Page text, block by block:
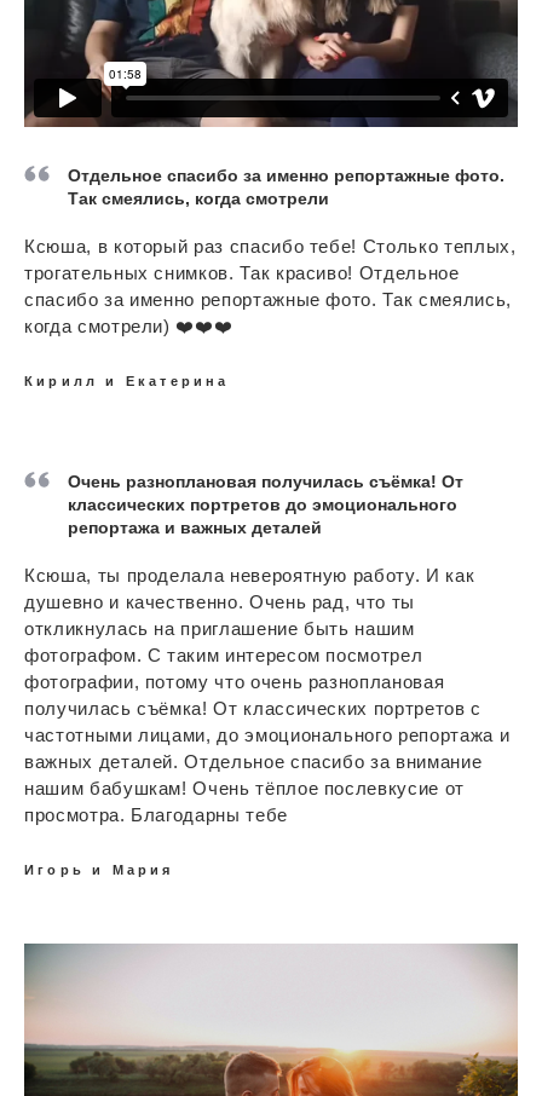
Отдельное спасибо за именно репортажные фото.
Так смеялись, когда смотрели
Ксюша, в который раз спасибо тебе! Столько теплых,
трогательных снимков. Так красиво! Отдельное
спасибо за именно репортажные фото. Так смеялись,
когда смотрели) ❤️❤️❤️
Кирилл и Екатерина
Очень разноплановая получилась съёмка! От
классических портретов до эмоционального
репортажа и важных деталей
Ксюша, ты проделала невероятную работу. И как
душевно и качественно. Очень рад, что ты
откликнулась на приглашение быть нашим
фотографом. С таким интересом посмотрел
фотографии, потому что очень разноплановая
получилась съёмка! От классических портретов с
частотными лицами, до эмоционального репортажа и
важных деталей. Отдельное спасибо за внимание
нашим бабушкам! Очень тёплое послевкусие от
просмотра. Благодарны тебе
Игорь и Мария